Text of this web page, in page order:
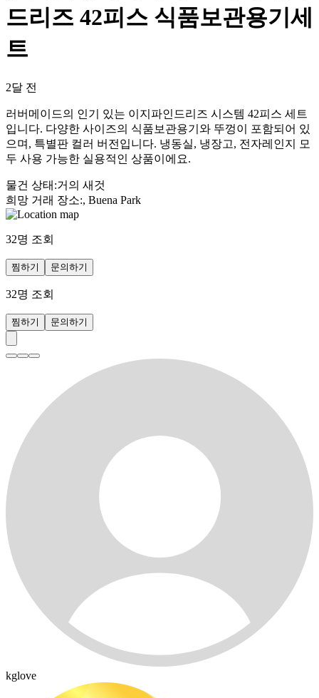
드리즈 42피스 식품보관용기세
트
2달 전
러버메이드의 인기 있는 이지파인드리즈 시스템 42피스 세트
입니다. 다양한 사이즈의 식품보관용기와 뚜껑이 포함되어 있
으며, 특별판 컬러 버전입니다. 냉동실, 냉장고, 전자레인지 모
두 사용 가능한 실용적인 상품이에요.
물건 상태 :거의 새것
희망 거래 장소:, Buena Park
32명 조회
찜하기 문의하기
32명 조회
찜하기 문의하기
kglove